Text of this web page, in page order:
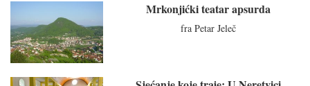
Mrkonjićki teatar apsurda
fra Petar Jeleč